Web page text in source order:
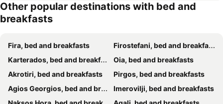
Other popular destinations with bed and
breakfasts
Fira, bed and breakfasts
Firostefani, bed and breakfasts
Karterados, bed and breakfasts
Oia, bed and breakfasts
Akrotiri, bed and breakfasts
Pirgos, bed and breakfasts
Agios Georgios, bed and breakfasts
Imerovilji, bed and breakfasts